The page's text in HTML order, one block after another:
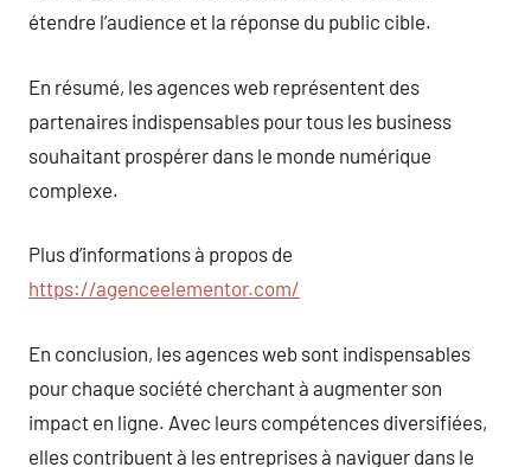
étendre l’audience et la réponse du public cible.
En résumé, les agences web représentent des
partenaires indispensables pour tous les business
souhaitant prospérer dans le monde numérique
complexe.
Plus d’informations à propos de
https://agenceelementor.com/
En conclusion, les agences web sont indispensables
pour chaque société cherchant à augmenter son
impact en ligne. Avec leurs compétences diversifiées,
elles contribuent à les entreprises à naviguer dans le